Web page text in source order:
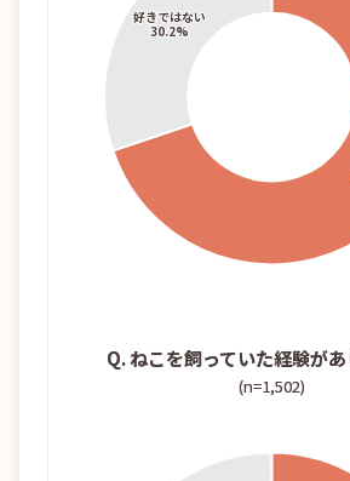
Q. ねこを飼っていた経験が
(n=1,502)